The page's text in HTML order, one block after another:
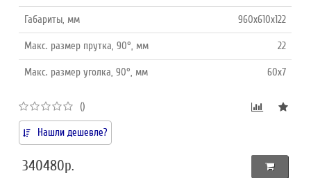
Габариты, мм 960x610x122
Макс. размер прутка, 90°, мм 22
Макс. размер уголка, 90°, мм 60x7
()
Нашли дешевле?
340480р.